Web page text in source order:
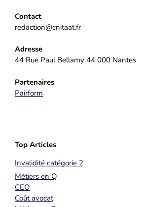
Contact
redaction@cnitaat.fr
Adresse
44 Rue Paul Bellamy 44 000 Nantes
Partenaires
Pairform
Top Articles
Invalidité catégorie 2
Métiers en Q
CEO
Coût avocat